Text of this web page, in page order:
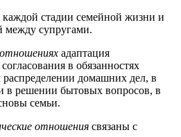
стадии семейной жизни и
между супругами.
адаптация
в обязанностях
домашних дел, в
в решении бытовых вопросов, в
семьи.
отношения связаны с